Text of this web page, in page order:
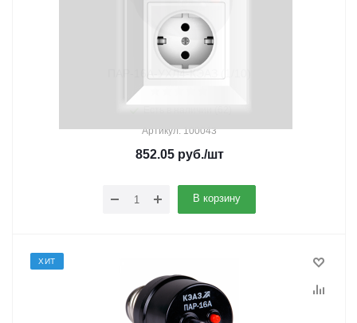
ПАР-16А-УХЛ4-КЭАЗ (1/10)
Артикул: 100043
852.05руб./шт
В корзину
ХИТ